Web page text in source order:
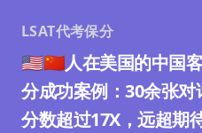
LSAT代考保分
🇺🇸🇨🇳人在美国的中国
分成功案例：30余张
分数超过17X，远超期